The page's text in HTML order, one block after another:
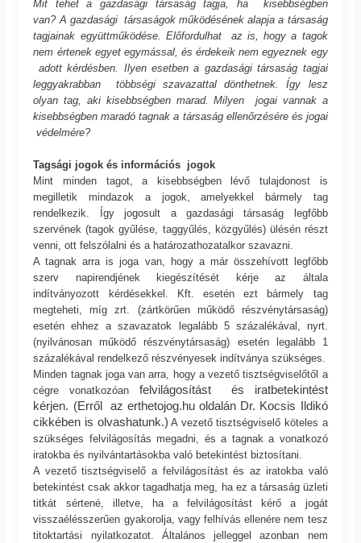
Mit tehet a gazdasági társaság tagja, ha kisebbségben
van? A gazdasági társaságok működésének alapja a társaság
tagjainak együttműködése. Előfordulhat az is, hogy a tagok
nem értenek egyet egymással, és érdekeik nem egyeznek egy
adott kérdésben. Ilyen esetben a gazdasági társaság tagjai
leggyakrabban többségi szavazattal dönthetnek. Így lesz
olyan tag, aki kisebbségben marad. Milyen jogai vannak a
kisebbségben maradó tagnak a társaság ellenőrzésére és jogai
védelmére?
Tagsági jogok és információs jogok
Mint minden tagot, a kisebbségben lévő tulajdonost is
megilletik mindazok a jogok, amelyekkel bármely tag
rendelkezik. Így jogosult a gazdasági társaság legfőbb
szervének (tagok gyűlése, taggyűlés, közgyűlés) ülésén részt
venni, ott felszólalni és a határozathozatalkor szavazni.
A tagnak arra is joga van, hogy a már összehívott legfőbb
szerv napirendjének kiegészítését kérje az általa
indítványozott kérdésekkel. Kft. esetén ezt bármely tag
megteheti, míg zrt. (zártkörűen működő részvénytársaság)
esetén ehhez a szavazatok legalább 5 százalékával, nyrt.
(nyilvánosan működő részvénytársaság) esetén legalább 1
százalékával rendelkező részvényesek indítványa szükséges.
Minden tagnak joga van arra, hogy a vezető tisztségviselőtől a
cégre vonatkozóan felvilágosítást és iratbetekintést
kérjen. (Erről az erthetojog.hu oldalán Dr. Kocsis Ildikó
cikkében is olvashatunk.) A vezető tisztségviselő köteles a
szükséges felvilágosítás megadni, és a tagnak a vonatkozó
iratokba és nyilvántartásokba való betekintést biztosítani.
A vezető tisztségviselő a felvilágosítást és az iratokba való
betekintést csak akkor tagadhatja meg, ha ez a társaság üzleti
titkát sértené, illetve, ha a felvilágosítást kérő a jogát
visszaélésszerűen gyakorolja, vagy felhívás ellenére nem tesz
titoktartási nyilatkozatot. Általános jelleggel azonban nem